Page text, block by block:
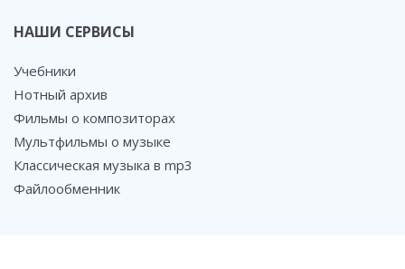
НАШИ СЕРВИСЫ
Учебники
Нотный архив
Фильмы о композиторах
Мультфильмы о музыке
Классическая музыка в mp3
Файлообменник